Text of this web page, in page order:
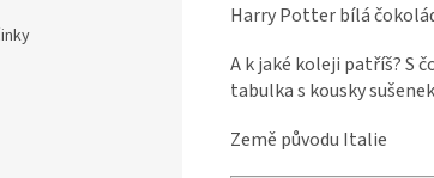
Harry Potter bílá
A k jaké koleji patříš? S
tabulka s kousky
Země původu Italie